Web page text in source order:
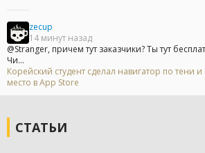
zecup
14 минут назад
@Stranger, причем тут заказчики? Ты тут
Чи...
Корейский студент сделал навигатор по тени и
место в App Store
СТАТЬИ